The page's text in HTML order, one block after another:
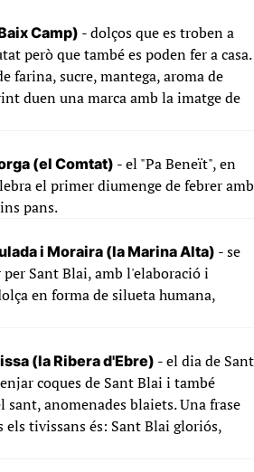
Camp) - dolços que es troben a
però que també es poden fer a casa.
farina, sucre, mantega, aroma de
duen una marca amb la imatge de
(el Comtat) - el "Pa Beneït", en
el primer diumenge de febrer amb
pans.
i Moraira (la Marina Alta) - se
Sant Blai, amb l'elaboració i
en forma de silueta humana,
(la Ribera d'Ebre) - el dia de Sant
coques de Sant Blai i també
sant, anomenades blaiets. Una frase
els tivissans és: Sant Blai gloriós,